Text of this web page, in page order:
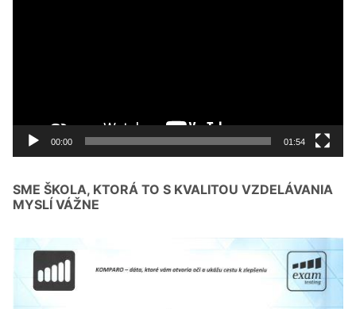
00:00 01:54
SME ŠKOLA, KTORÁ TO S KVALITOU VZDELÁVANIA
MYSLÍ VÁŽNE